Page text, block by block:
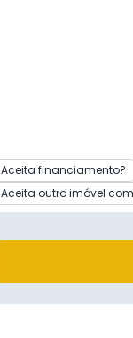
Aceita financiamento?
Aceita outro imóvel